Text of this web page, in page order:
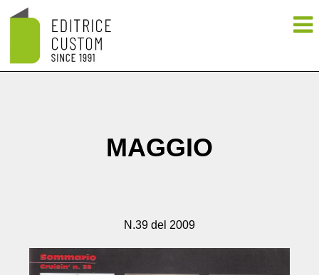
MAGGIO
N.39 del 2009